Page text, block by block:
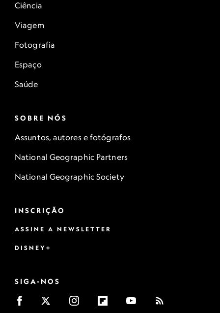
Ciência
Viagem
Fotografia
Espaço
Saúde
SOBRE NÓS
Assuntos, autores e fotógrafos
National Geographic Partners
National Geographic Society
INSCRIÇÃO
ASSINE A NEWSLETTER
DISNEY+
SIGA-NOS